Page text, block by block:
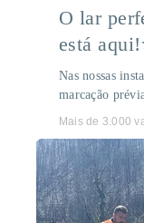
O lar
está
Nas nossas
marcação
Mais de 3.000